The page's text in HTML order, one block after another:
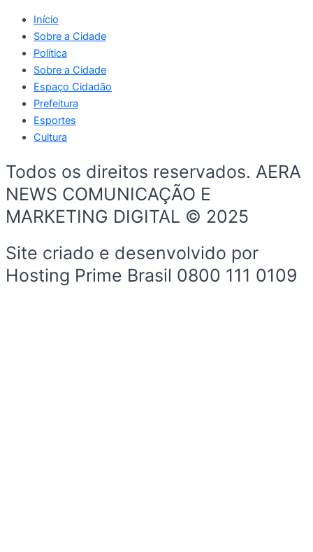
Início
Sobre a Cidade
Política
Sobre a Cidade
Espaço Cidadão
Prefeitura
Esportes
Cultura
Todos os direitos reservados. AERA
NEWS COMUNICAÇÃO E
MARKETING DIGITAL © 2025
Site criado e desenvolvido por
Hosting Prime Brasil 0800 111 0109